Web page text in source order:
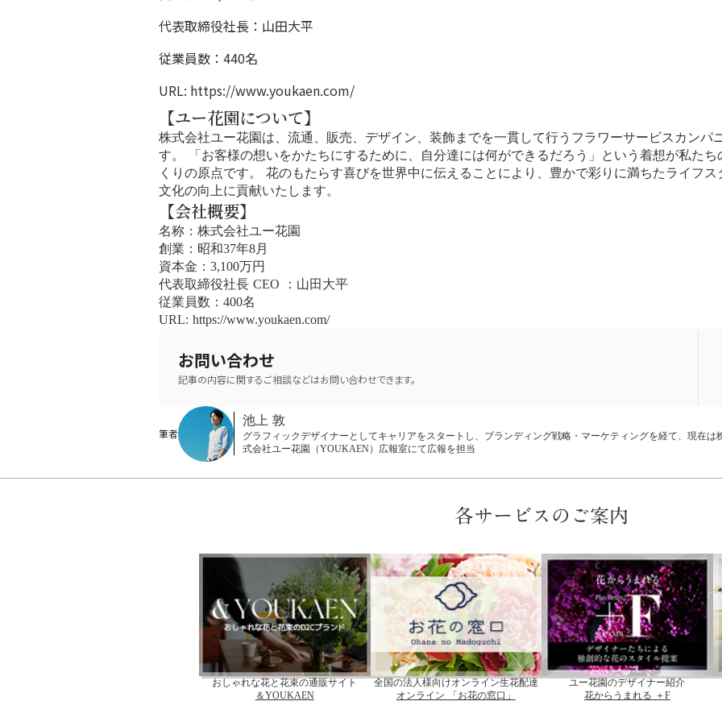
代表取締役社長：山田大平
従業員数：440名
URL: https://www.youkaen.com/
【ユー花園について】
株式会社ユー花園は、流通、販売、デザイン、装飾までを一貫して行うフラワーサービスカンパ
す。 「お客様の想いをかたちにするために、自分達には何ができるだろう」という着想が私たち
くりの原点です。 花のもたらす喜びを世界中に伝えることにより、豊かで彩りに満ちたライフス
文化の向上に貢献いたします。
【会社概要】
名称：株式会社ユー花園
創業：昭和37年8月
資本金：3,100万円
代表取締役社長 CEO ：山田大平
従業員数：400名
URL: https://www.youkaen.com/
お問い合わせ
記事の内容に関するご相談などはお問い合わせできます。
筆者
池上 敦
グラフィックデザイナーとしてキャリアをスタートし、ブランディング戦略・マーケティングを経て、現在は
式会社ユー花園（YOUKAEN）広報室にて広報を担当
各サービスのご案内
おしゃれな花と花束の通販サイト
＆YOUKAEN
全国の法人様向けオンライン生花配達
オンライン 「お花の窓口」
ユー花園のデザイナー紹介
花からうまれる ＋F